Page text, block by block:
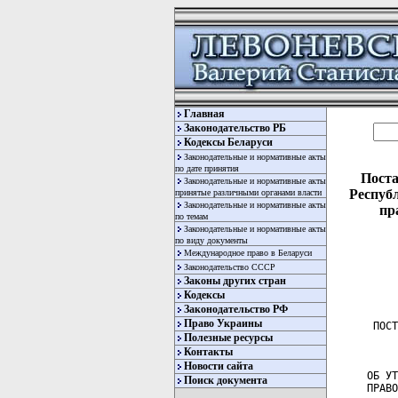
Главная
Законодательство РБ
Кодексы Беларуси
Законодательные и нормативные акты
по дате принятия
Законодательные и нормативные акты
принятые различными органами власти
Законодательные и нормативные акты
по темам
Законодательные и нормативные акты
по виду документы
Международное право в Беларуси
Законодательство СССР
Законы других стран
Кодексы
Законодательство РФ
Право Украины
Полезные ресурсы
Контакты
Новости сайта
Поиск документа
ПОСТАНОВЛЕНИЕ КОМИТЕТА ПО НАУКЕ И ТЕХНОЛОГИЯМ ПРИ СОВЕТЕ МИНИСТРОВ
                        РЕСПУБЛИКИ БЕЛАРУСЬ
                        21 марта 2003 г. № 6

ОБ УТВЕРЖДЕНИИ НОРМАТИВНЫХ ПРАВОВЫХ АКТОВ ПО ВОПРОСАМ
ПРАВОВОЙ ОХРАНЫ НАИМЕНОВАНИЙ МЕСТ ПРОИСХОЖДЕНИЯ ТОВАРОВ

       [ Изменения и дополнения:
            Постановление Государственного   комитета   по  науке  и
         технологиям от 5  мая  2004  г.  №  1  (зарегистрировано  в
         Национальном   реестре   -  №  8/10984  от  14.05.2004  г.)].

     Во  исполнение  статьи 23 Закона Республики Беларусь от 17 июля